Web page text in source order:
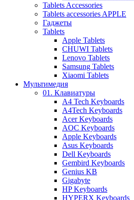
Tablets Accessories
Tablets accessories APPLE
Гаджеты
Tablets
Apple Tablets
CHUWI Tablets
Lenovo Tablets
Samsung Tablets
Xiaomi Tablets
Мультимедия
01. Клавиатуры
A4 Tech Keyboards
A4Tech Keyboards
Acer Keyboards
AOC Keyboards
Apple Keyboards
Asus Keyboards
Dell Keyboards
Gembird Keyboards
Genius KB
Gigabyte
HP Keyboards
HYPERX Keyboards